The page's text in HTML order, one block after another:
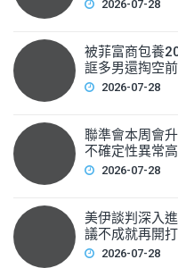
2026-07-28
被菲富商包養
誆多男還掏空
2026-07-28
聯準會本周會
不確定性異常高
2026-07-28
美伊談判深入
議不成就再開打
2026-07-28